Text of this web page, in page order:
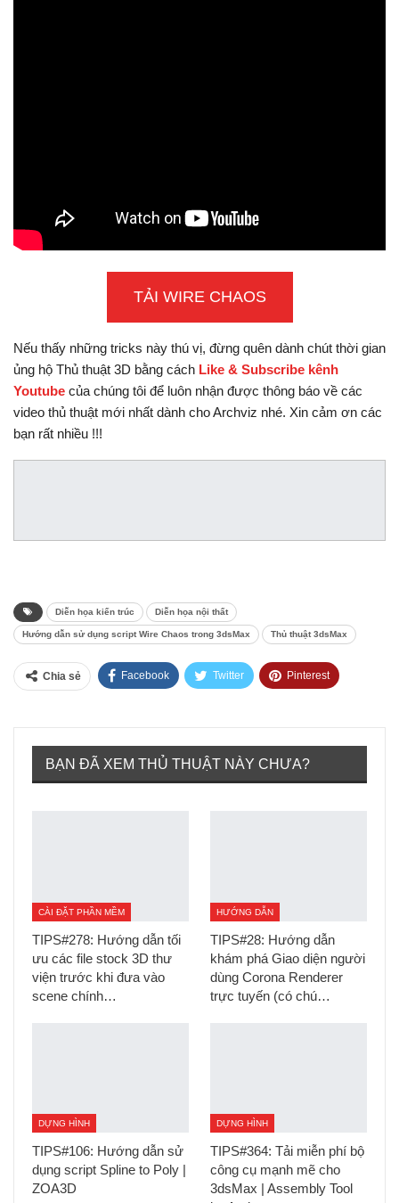
TẢI WIRE CHAOS
Nếu thấy những tricks này thú vị, đừng quên dành chút thời gian
ủng hộ Thủ thuật 3D bằng cách Like & Subscribe kênh
Youtube của chúng tôi để luôn nhận được thông báo về các
video thủ thuật mới nhất dành cho Archviz nhé. Xin cảm ơn các
bạn rất nhiều !!!
Diễn họa kiến trúc Diễn họa nội thất
Hướng dẫn sử dụng script Wire Chaos trong 3dsMax Thủ thuật 3dsMax
Chia sẻ Facebook Twitter Pinterest
BẠN ĐÃ XEM THỦ THUẬT NÀY CHƯA?
CÀI ĐẶT PHẦN MỀM
TIPS#278: Hướng dẫn tối
ưu các file stock 3D thư
viện trước khi đưa vào
scene chính…
HƯỚNG DẪN
TIPS#28: Hướng dẫn
khám phá Giao diện người
dùng Corona Renderer
trực tuyến (có chú…
DỰNG HÌNH
TIPS#106: Hướng dẫn sử
dụng script Spline to Poly |
ZOA3D
DỰNG HÌNH
TIPS#364: Tải miễn phí bộ
công cụ mạnh mẽ cho
3dsMax | Assembly Tool